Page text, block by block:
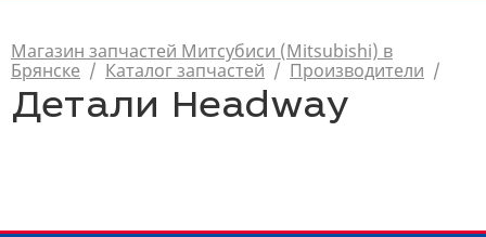
Магазин запчастей Митсубиси (Mitsubishi) в
Брянске / Каталог запчастей / Производители /
Детали Headway